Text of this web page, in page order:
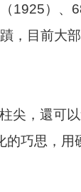
1925）、
，目前大
尖，還可
的巧思，用